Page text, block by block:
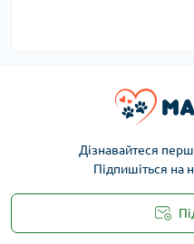
Дізнавайтеся
Підпишіться на